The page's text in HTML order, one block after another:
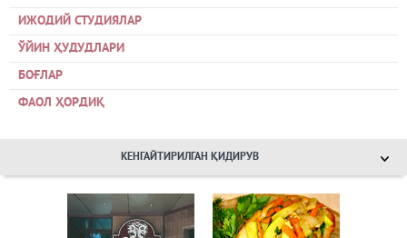
ИЖОДИЙ СТУДИЯЛАР
ЎЙИН ҲУДУДЛАРИ
БОҒЛАР
ФАОЛ ҲОРДИҚ
КЕНГАЙТИРИЛГАН ҚИДИРУВ